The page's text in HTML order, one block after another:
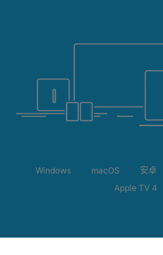
Windows macOS 安卓
Apple TV 4